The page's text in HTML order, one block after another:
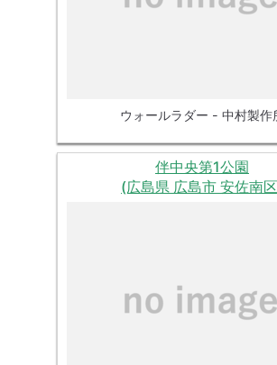
ウォールラダー - 中村製作
伴中央第1公園
(広島県 広島市 安佐南